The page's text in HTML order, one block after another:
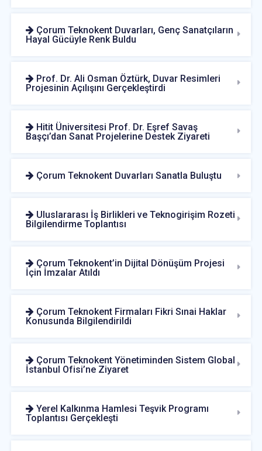
Çorum Teknokent Duvarları, Genç Sanatçıların
Hayal Gücüyle Renk Buldu
Prof. Dr. Ali Osman Öztürk, Duvar Resimleri
Projesinin Açılışını Gerçekleştirdi
Hitit Üniversitesi Prof. Dr. Eşref Savaş
Başçı’dan Sanat Projelerine Destek Ziyareti
Çorum Teknokent Duvarları Sanatla Buluştu
Uluslararası İş Birlikleri ve Teknogirişim Rozeti
Bilgilendirme Toplantısı
Çorum Teknokent’in Dijital Dönüşüm Projesi
İçin İmzalar Atıldı
Çorum Teknokent Firmaları Fikri Sınai Haklar
Konusunda Bilgilendirildi
Çorum Teknokent Yönetiminden Sistem Global
İstanbul Ofisi’ne Ziyaret
Yerel Kalkınma Hamlesi Teşvik Programı
Toplantısı Gerçekleşti